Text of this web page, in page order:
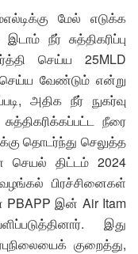
மேல் எடுக்க
நீர் சுத்திகரிப்பு
செய்ய 25MLD
வேண்டும் என்று
அதிக நீர் நுகர்வு
நீரை
தொடர்ந்து செலுத்த
செயல் திட்டம் 2024
பிரச்சினைகள்
PBAPP இன் Air Itam
இது
குறைத்து,